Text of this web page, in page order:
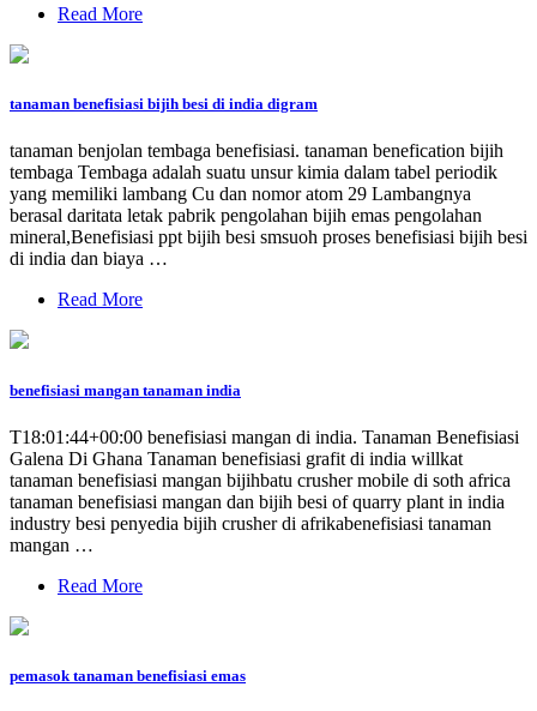
Read More
tanaman benefisiasi bijih besi di india digram
tanaman benjolan tembaga benefisiasi. tanaman benefication bijih
tembaga Tembaga adalah suatu unsur kimia dalam tabel periodik
yang memiliki lambang Cu dan nomor atom 29 Lambangnya
berasal daritata letak pabrik pengolahan bijih emas pengolahan
mineral,Benefisiasi ppt bijih besi smsuoh proses benefisiasi bijih besi
di india dan biaya …
Read More
benefisiasi mangan tanaman india
T18:01:44+00:00 benefisiasi mangan di india. Tanaman Benefisiasi
Galena Di Ghana Tanaman benefisiasi grafit di india willkat
tanaman benefisiasi mangan bijihbatu crusher mobile di soth africa
tanaman benefisiasi mangan dan bijih besi of quarry plant in india
industry besi penyedia bijih crusher di afrikabenefisiasi tanaman
mangan …
Read More
pemasok tanaman benefisiasi emas